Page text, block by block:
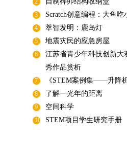
2
3 Scratch创意编程：大鱼吃
4 萃智发明：鹿岛灯
5 地震灾民的应急房屋
6
江苏省青少年科技创新大
秀作品赏析
7 《STEM案例集——升降机
8 了解一光年的距离
9 空间科学
10 STEM项目学生研究手册